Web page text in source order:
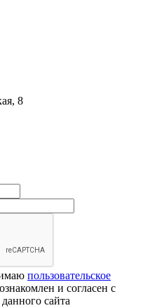
8
пользовательское
и согласен с
данного сайта